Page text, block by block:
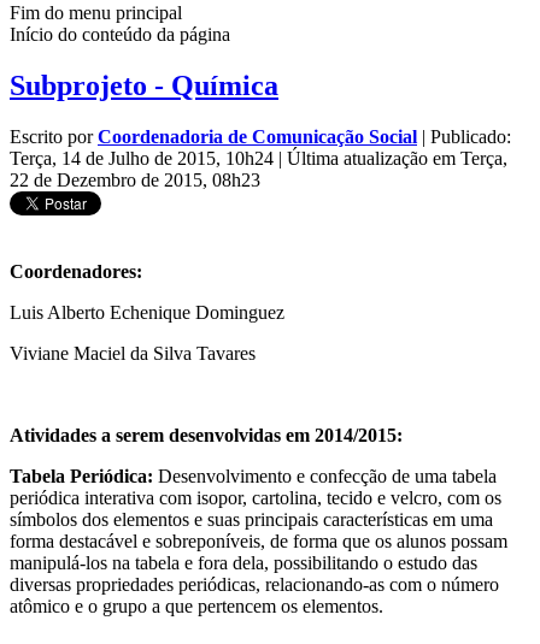
Fim do menu principal
Início do conteúdo da página
Subprojeto - Química
Escrito porCoordenadoria de Comunicação Social | Publicado:
Terça, 14 de Julho de 2015, 10h24 | Última atualização em Terça,
22 de Dezembro de 2015, 08h23
Coordenadores:
Luis Alberto Echenique Dominguez
Viviane Maciel da Silva Tavares
Atividades a serem desenvolvidas em 2014/2015:
Tabela Periódica: Desenvolvimento e confecção de uma tabela
periódica interativa com isopor, cartolina, tecido e velcro, com os
símbolos dos elementos e suas principais características em uma
forma destacável e sobreponíveis, de forma que os alunos possam
manipulá-los na tabela e fora dela, possibilitando o estudo das
diversas propriedades periódicas, relacionando-as com o número
atômico e o grupo a que pertencem os elementos.